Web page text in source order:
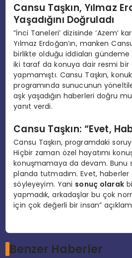
Cansu Taşkın, Yılmaz
Yaşadığını Doğruladı
”İnci Taneleri’ dizisinde ‘Azem’
Yılmaz Erdoğan’ın, manken
birlikte olduğu iddiaları
iki taraf da konuya dair resmi bir
yapmamıştı. Cansu Taşkın,
programında sunucunun
aşk yaşadığın haberleri doğru
yanıt verdi.
Cansu Taşkın: “Evet,
Cansu Taşkın, programdaki
Hiçbir zaman özel hayatımı
konuşmamaya da devam. Bunu
planda tutmadım. Evet,
söyleyeyim. Yani sonuç olarak
yapmadık, arkadaşlar bu çok
için çok değerli bir insan”
Benzer Haberler